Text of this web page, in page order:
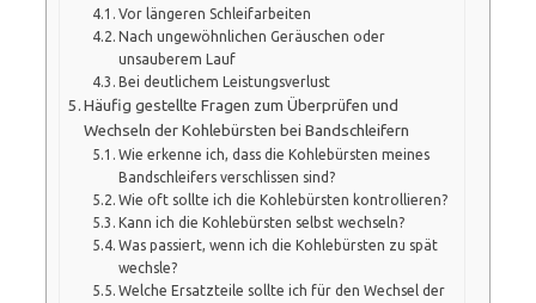
Vor längeren Schleifarbeiten
Nach ungewöhnlichen Geräuschen oder
unsauberem Lauf
Bei deutlichem Leistungsverlust
Häufig gestellte Fragen zum Überprüfen und
Wechseln der Kohlebürsten bei Bandschleifern
Wie erkenne ich, dass die Kohlebürsten meines
Bandschleifers verschlissen sind?
Wie oft sollte ich die Kohlebürsten kontrollieren?
Kann ich die Kohlebürsten selbst wechseln?
Was passiert, wenn ich die Kohlebürsten zu spät
wechsle?
Welche Ersatzteile sollte ich für den Wechsel der